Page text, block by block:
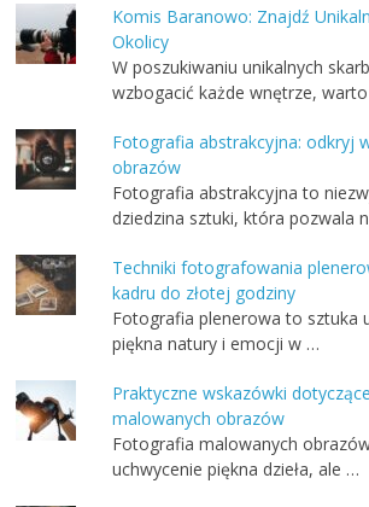
Komis Baranowo: Znajdź
Okolicy
W poszukiwaniu unikalnych
wzbogacić każde wnętrze,
Fotografia abstrakcyjna: odkryj
obrazów
Fotografia abstrakcyjna to
dziedzina sztuki, która pozwala
Techniki fotografowania
kadru do złotej godziny
Fotografia plenerowa to sztuka
piękna natury i emocji w …
Praktyczne wskazówki
malowanych obrazów
Fotografia malowanych
uchwycenie piękna dzieła, ale …